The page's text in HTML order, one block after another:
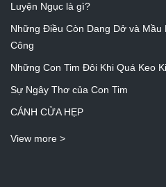
Luyện Ngục là gì?
Những Điều Còn Dang Dở và Mầu
Công
Những Con Tim Đôi Khi Quá Keo
Sự Ngây Thơ của Con Tim
CÁNH CỬA HẸP
View more >